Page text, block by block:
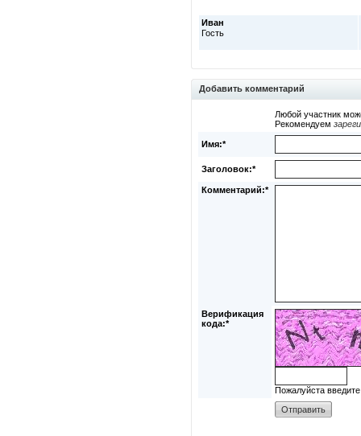
Иван
Гость
Добавить комментарий
Любой участник
Рекомендуем
Имя:*
Заголовок:*
Комментарий:*
Верификация
кода:*
Пожалуйста